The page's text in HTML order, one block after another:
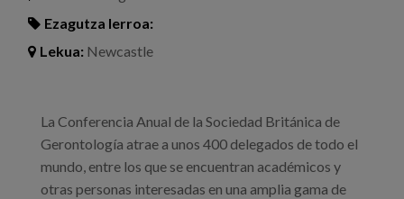
Ezagutza lerroa:
Lekua: Newcastle
La Conferencia Anual de la Sociedad Británica de
Gerontología atrae a unos 400 delegados de todo el
mundo, entre los que se encuentran académicos y
otras personas interesadas en una amplia gama de